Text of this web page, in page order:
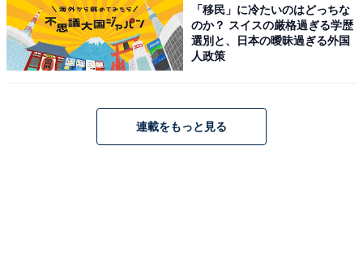
「移民」に冷たいのはどっちな
のか？ スイスの厳格過ぎる学歴
選別と、日本の曖昧過ぎる外国
人政策
連載をもっと見る